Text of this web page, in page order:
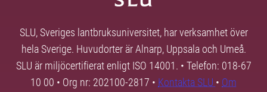
SLU, Sveriges lantbruksuniversitet, har verksamhet över
hela Sverige. Huvudorter är Alnarp, Uppsala och Umeå.
SLU är miljöcertifierat enligt ISO 14001. • Telefon: 018-67
10 00 • Org nr: 202100-2817 • Kontakta SLU • Om